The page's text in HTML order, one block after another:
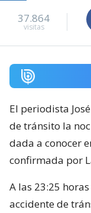
37.864
visitas
El periodista
de tránsito la
dada a conocer
confirmada por
A las 23:25
accidente de